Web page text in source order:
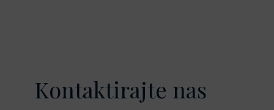
Kontaktirajte nas